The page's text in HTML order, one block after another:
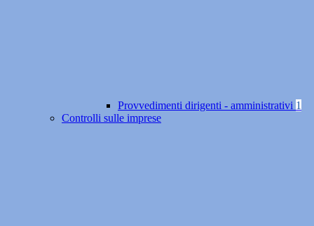
Provvedimenti dirigenti - amministrativi 1
Controlli sulle imprese